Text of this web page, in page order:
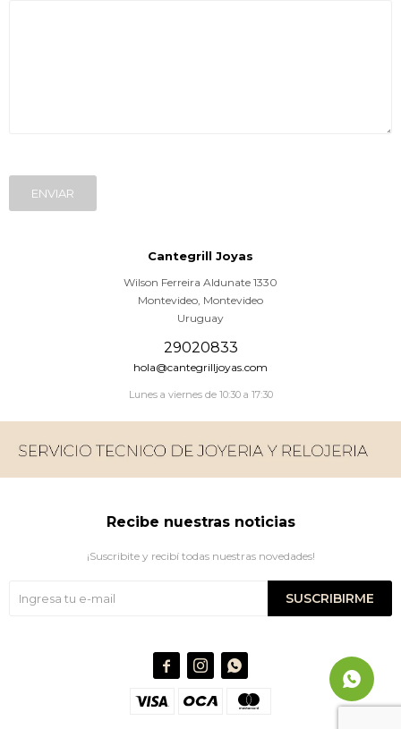
ENVIAR
Cantegrill Joyas
Wilson Ferreira Aldunate 1330
Montevideo, Montevideo
Uruguay
29020833
hola@cantegrilljoyas.com
Lunes a viernes de 10:30 a 17:30
Recibe nuestras noticias
¡Suscribite y recibí todas nuestras novedades!
SUSCRIBIRME
  